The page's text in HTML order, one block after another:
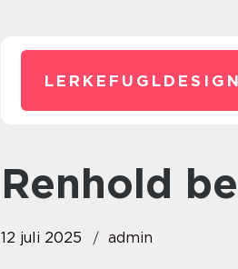
renhold
12 juli 2025 admin